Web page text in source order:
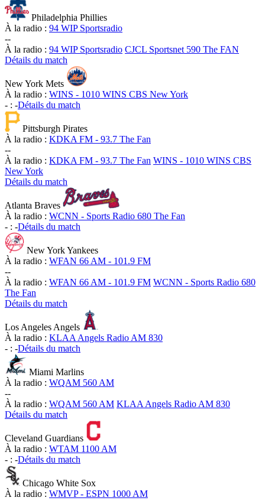
Philadelphia Phillies
À la radio : 94 WIP Sportsradio
--
À la radio : 94 WIP Sportsradio CJCL Sportsnet 590 The FAN
Détails du match
New York Mets
À la radio : WINS - 1010 WINS CBS New York
- : -Détails du match
Pittsburgh Pirates
À la radio : KDKA FM - 93.7 The Fan
--
À la radio : KDKA FM - 93.7 The Fan WINS - 1010 WINS CBS
New York
Détails du match
Atlanta Braves
À la radio : WCNN - Sports Radio 680 The Fan
- : -Détails du match
New York Yankees
À la radio : WFAN 66 AM - 101.9 FM
--
À la radio : WFAN 66 AM - 101.9 FM WCNN - Sports Radio 680
The Fan
Détails du match
Los Angeles Angels
À la radio : KLAA Angels Radio AM 830
- : -Détails du match
Miami Marlins
À la radio : WQAM 560 AM
--
À la radio : WQAM 560 AM KLAA Angels Radio AM 830
Détails du match
Cleveland Guardians
À la radio : WTAM 1100 AM
- : -Détails du match
Chicago White Sox
À la radio : WMVP - ESPN 1000 AM